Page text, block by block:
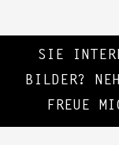
SIE
BILDER?
FREUE